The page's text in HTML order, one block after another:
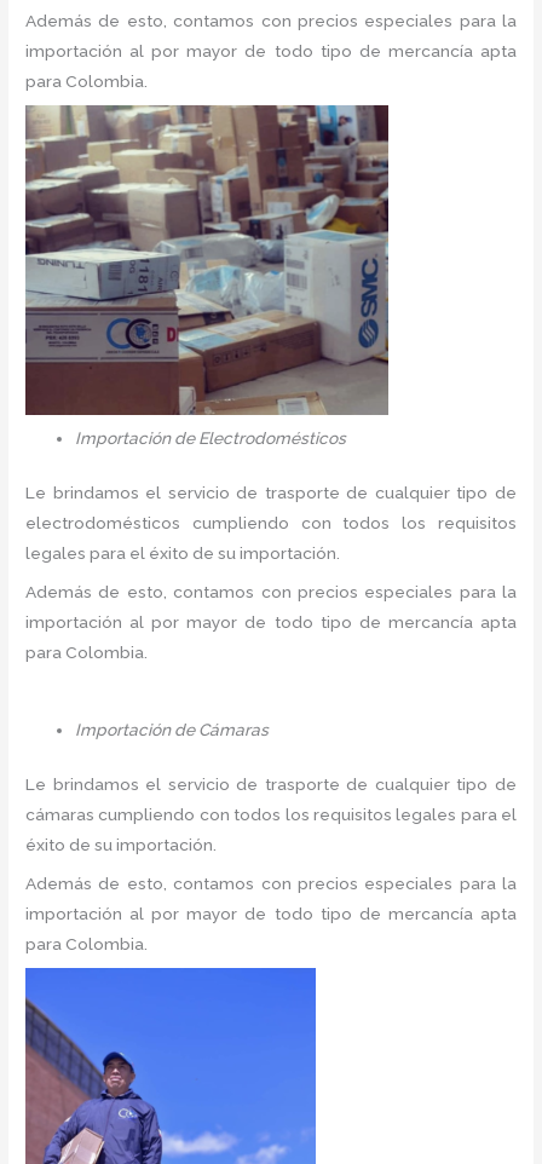
Además de esto, contamos con precios especiales para la
importación al por mayor de todo tipo de mercancía apta
para Colombia.
Importación de Electrodomésticos
Le brindamos el servicio de trasporte de cualquier tipo de
electrodomésticos cumpliendo con todos los requisitos
legales para el éxito de su importación.
Además de esto, contamos con precios especiales para la
importación al por mayor de todo tipo de mercancía apta
para Colombia.
Importación de Cámaras
Le brindamos el servicio de trasporte de cualquier tipo de
cámaras cumpliendo con todos los requisitos legales para el
éxito de su importación.
Además de esto, contamos con precios especiales para la
importación al por mayor de todo tipo de mercancía apta
para Colombia.